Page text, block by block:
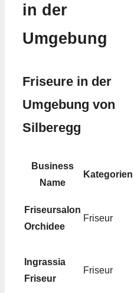
in der
Umgebung
Friseure in der
Umgebung von
Silberegg
Business
Name
Kategorien
Friseursalon
Orchidee
Friseur
Ingrassia
Friseur
Friseur